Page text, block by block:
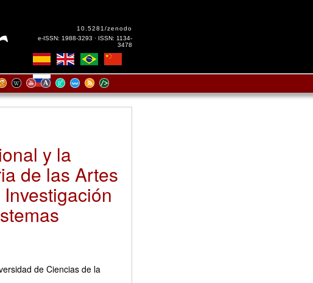
10.5281/zenodo
e-ISSN: 1988-3293 · ISSN: 1134-
3478
y la
de las Artes
de Ciencias de la